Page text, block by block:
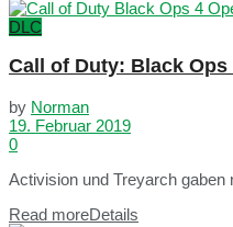
DLC
Call of Duty: Black
by Norman
19. Februar 2019
0
Activision und Treyarch
Read moreDetails